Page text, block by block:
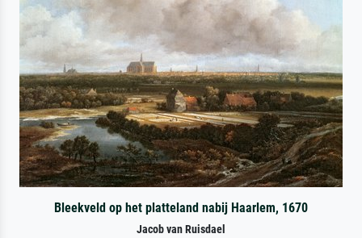
Bleekveld op het platteland nabij Haarlem, 1670
Jacob van Ruisdael